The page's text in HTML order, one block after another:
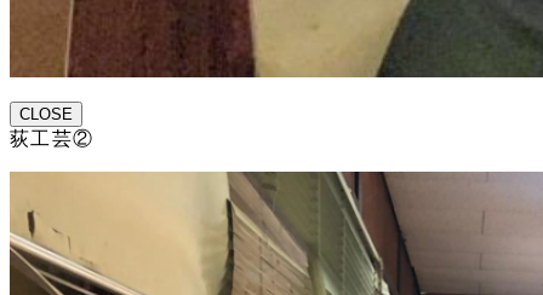
CLOSE
荻工芸②